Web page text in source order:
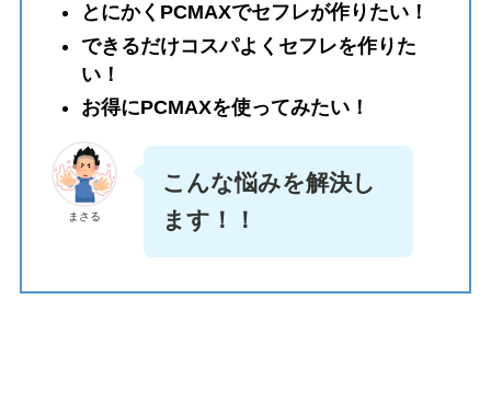
とにかくPCMAXでセフレが作りたい！
できるだけコスパよくセフレを作りた
い！
お得にPCMAXを使ってみたい！
まさる
こんな悩みを解決し
ます！！